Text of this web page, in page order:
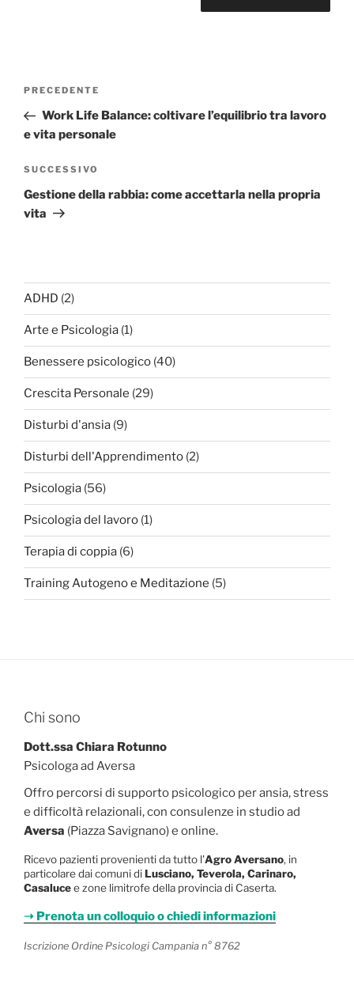
Navigazione
Articolo
precedente:
PRECEDENTE
Work Life Balance: coltivare l’equilibrio tra lavoro
e vita personale
Articolo
successivo
SUCCESSIVO
Gestione della rabbia: come accettarla nella propria
vita
ADHD (2)
Arte e Psicologia (1)
Benessere psicologico (40)
Crescita Personale (29)
Disturbi d'ansia (9)
Disturbi dell'Apprendimento (2)
Psicologia (56)
Psicologia del lavoro (1)
Terapia di coppia (6)
Training Autogeno e Meditazione (5)
Chi sono
Dott.ssa Chiara Rotunno
Psicologa ad Aversa
Offro percorsi di supporto psicologico per ansia, stress
e difficoltà relazionali, con consulenze in studio ad
Aversa (Piazza Savignano) e online.
Ricevo pazienti provenienti da tutto l'Agro Aversano, in
particolare dai comuni diLusciano, Teverola, Carinaro,
Casalucee zone limitrofe della provincia di Caserta.
➝ Prenota un colloquio o chiedi informazioni
Iscrizione Ordine Psicologi Campania n° 8762